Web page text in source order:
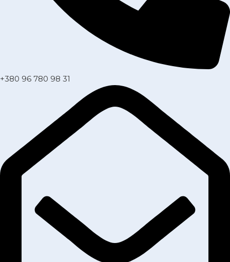
+380 96 780 98 31